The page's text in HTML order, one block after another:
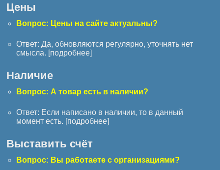
Цены
Вопрос: Цены на сайте актуальны?
Ответ: Да, обновляются регулярно, уточнять нет
смысла. [подробнее]
Наличие
Вопрос: А товар есть в наличии?
Ответ: Если написано в наличии, то в данный
момент есть. [подробнее]
Выставить счёт
Вопрос: Вы работаете с организациями?